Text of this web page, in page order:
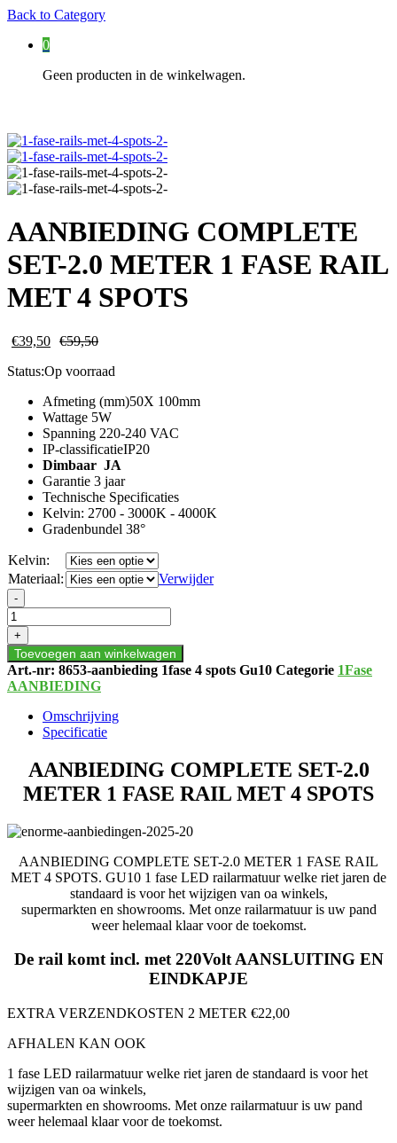
Back to Category
0
Geen producten in de winkelwagen.
AANBIEDING COMPLETE
SET-2.0 METER 1 FASE RAIL
MET 4 SPOTS
€39,50 €59,50
Status:Op voorraad
Afmeting (mm)50X 100mm
Wattage 5W
Spanning 220-240 VAC
IP-classificatieIP20
Dimbaar JA
Garantie 3 jaar
Technische Specificaties
Kelvin: 2700 - 3000K - 4000K
Gradenbundel 38°
Kelvin:
Materiaal:
Verwijder
AANBIEDING
COMPLETE
SET-
2.0
METER
1
FASE
MET
aantal
-
+
Toevoegen aan winkelwagen
Art.-nr: 8653-aanbieding 1fase 4 spots Gu10 Categorie 1Fase
AANBIEDING
Omschrijving
Specificatie
AANBIEDING COMPLETE SET-2.0
METER 1 FASE RAIL MET 4 SPOTS
AANBIEDING COMPLETE SET-2.0 METER 1 FASE RAIL
MET 4 SPOTS. GU10 1 fase LED railarmatuur welke riet jaren de
standaard is voor het wijzigen van oa winkels,
supermarkten en showrooms. Met onze railarmatuur is uw pand
weer helemaal klaar voor de toekomst.
De rail komt incl. met 220Volt AANSLUITING EN
EINDKAPJE
EXTRA VERZENDKOSTEN 2 METER €22,00
AFHALEN KAN OOK
1 fase LED railarmatuur welke riet jaren de standaard is voor het
wijzigen van oa winkels,
supermarkten en showrooms. Met onze railarmatuur is uw pand
weer helemaal klaar voor de toekomst.